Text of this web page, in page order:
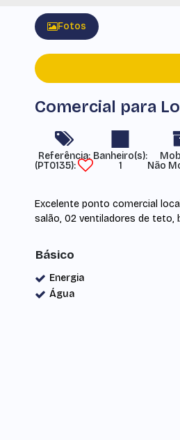
Fotos
Comercial para
Referência:
(PT0135)
1
Não
Excelente ponto comercial
salão, 02 ventiladores de teto,
Básico
Energia
Água